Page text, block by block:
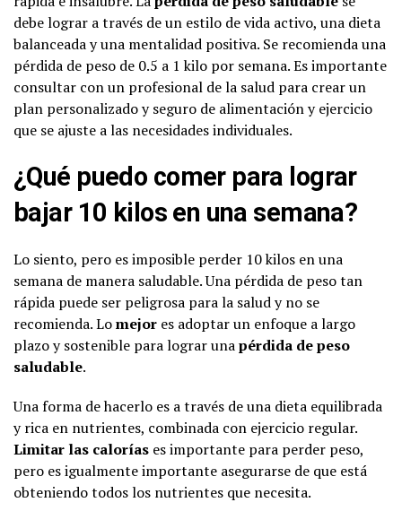
debe lograr a través de un estilo de vida activo, una dieta
balanceada y una mentalidad positiva. Se recomienda una
pérdida de peso de 0.5 a 1 kilo por semana. Es importante
consultar con un profesional de la salud para crear un
plan personalizado y seguro de alimentación y ejercicio
que se ajuste a las necesidades individuales.
¿Qué puedo comer para lograr
bajar 10 kilos en una semana?
Lo siento, pero es imposible perder 10 kilos en una
semana de manera saludable. Una pérdida de peso tan
rápida puede ser peligrosa para la salud y no se
recomienda. Lomejor es adoptar un enfoque a largo
plazo y sostenible para lograr unapérdida de peso
saludable.
Una forma de hacerlo es a través de una dieta equilibrada
y rica en nutrientes, combinada con ejercicio regular.
Limitar las calorías es importante para perder peso,
pero es igualmente importante asegurarse de que está
obteniendo todos los nutrientes que necesita.